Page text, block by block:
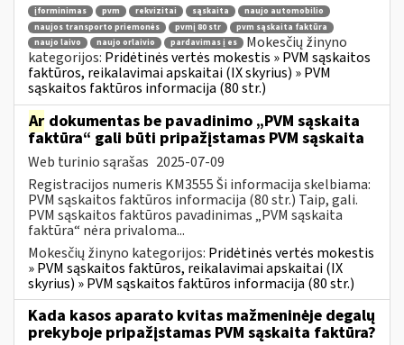
įforminimas pvm rekvizitai sąskaita
naujo automobilio
naujos transporto priemonės
pvmį 80 str
pvm sąskaita faktūra
naujo laivo
naujo orlaivio pardavimas į es
Mokesčių žinyno
kategorijos: Pridėtinės vertės mokestis » PVM sąskaitos
faktūros, reikalavimai apskaitai (IX skyrius) » PVM
sąskaitos faktūros informacija (80 str.)
Ar dokumentas be pavadinimo „PVM sąskaita
faktūra“ gali būti pripažįstamas PVM sąskaita
Web turinio sąrašas 2025-07-09
Registracijos numeris KM3555 Ši informacija skelbiama:
PVM sąskaitos faktūros informacija (80 str.) Taip, gali.
PVM sąskaitos faktūros pavadinimas „PVM sąskaita
faktūra“ nėra privaloma...
Mokesčių žinyno kategorijos: Pridėtinės vertės mokestis
» PVM sąskaitos faktūros, reikalavimai apskaitai (IX
skyrius) » PVM sąskaitos faktūros informacija (80 str.)
Kada kasos aparato kvitas mažmeninėje degalų
prekyboje pripažįstamas PVM sąskaita faktūra?